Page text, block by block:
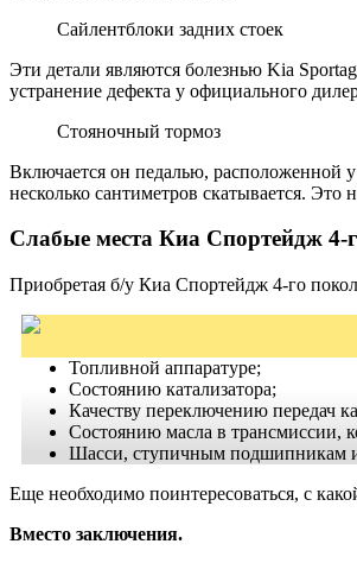
Сайлентблоки задних стоек
Эти детали являются болезнью Kia
устранение дефекта у официального
Стояночный тормоз
Включается он педалью, расположенной
несколько сантиметров скатывается.
Слабые места Киа Спортейдж 4-
Приобретая б/у Киа Спортейдж 4-го
Топливной аппаратуре;
Состоянию катализатора;
Качеству переключению
Состоянию масла в трансмиссии,
Шасси, ступичным подшипникам и
Еще необходимо поинтересоваться, с
Вместо заключения.